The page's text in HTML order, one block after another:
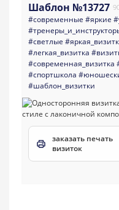
Шаблон №13727
#современные #яркие
#светлые
#легкая_визитка
#современная_визитка
#спортшкола
#шаблон_визитки
заказать печать
визиток